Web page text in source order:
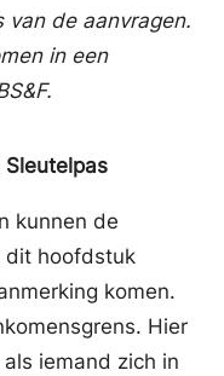
van de aanvragen.
in een
Sleutelpas
kunnen de
dit hoofdstuk
komen.
Hier
iemand zich in